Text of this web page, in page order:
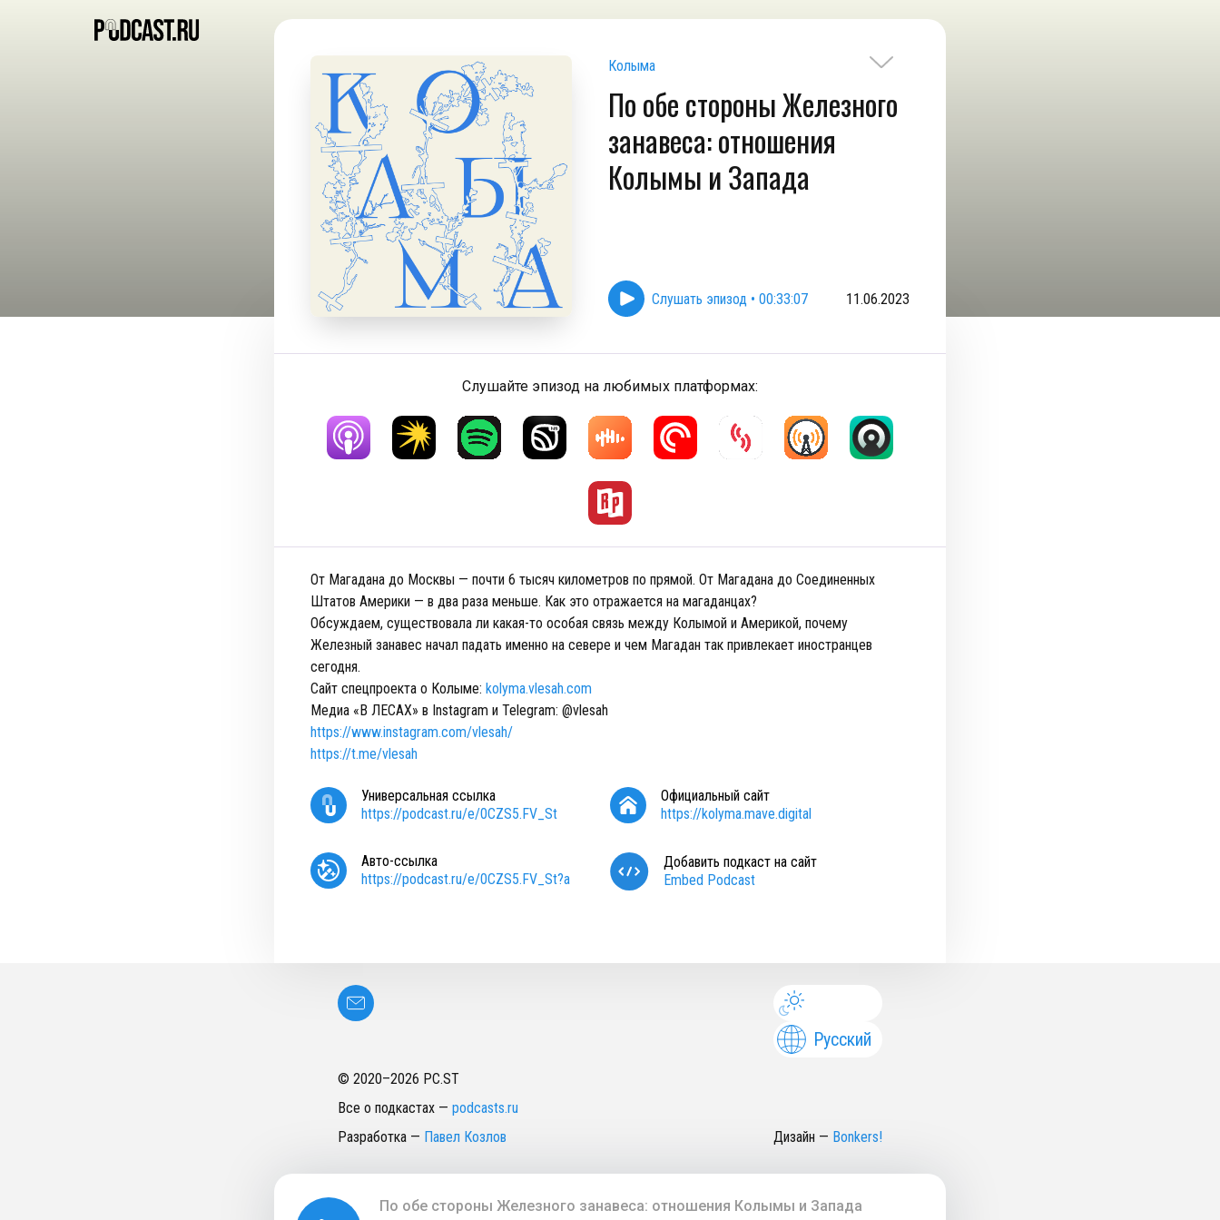
Колыма
По обе стороны Железного
занавеса: отношения
Колымы и Запада
Слушать эпизод • 00:33:07 11.06.2023
Слушайте эпизод на любимых платформах:
От Магадана до Москвы — почти 6 тысяч километров по прямой. От Магадана до Соединенных
Штатов Америки — в два раза меньше. Как это отражается на магаданцах?
Обсуждаем, существовала ли какая-то особая связь между Колымой и Америкой, почему
Железный занавес начал падать именно на севере и чем Магадан так привлекает иностранцев
сегодня.
Сайт спецпроекта о Колыме: ​​ kolyma.vlesah.com
Медиа «В ЛЕСАХ» в Instagram и Telegram: @vlesah
https://www.instagram.com/vlesah/
https://t.me/vlesah
Универсальная ссылка
https://podcast.ru/e/0CZS5.FV_St
Официальный сайт
https://kolyma.mave.digital
Авто-ссылка
https://podcast.ru/e/0CZS5.FV_St?a
Добавить подкаст на сайт
Embed Podcast
Русский
© 2020–2026 PC.ST
Все о подкастах — podcasts.ru
Разработка — Павел Козлов Дизайн — Bonkers!
По обе стороны Железного занавеса: отношения Колымы и Запада